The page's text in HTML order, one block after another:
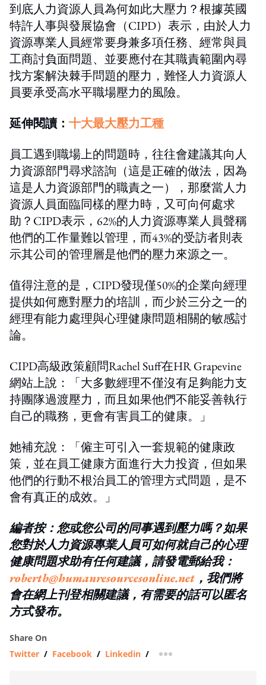
到底人力資源人員為何如此大壓力？根據英國
特許人事與發展協會（CIPD）表示，由於人力
資源專業人員經常要身兼多項任務、經常與員
工商討負面問題、並要應付在其職責範圍內尋
找方案解決棘手問題的壓力，難怪人力資源人
員要承受高水平職場壓力的風險。
延伸閱讀： 十大最大壓力工種
員工遇到職場上的問題時，往往會建議其向人
力資源部門尋求諮詢（這是正確的做法，因為
這是人力資源部門的職責之一），那麼當人力
資源人員面臨同樣的壓力時，又可向何處求
助？CIPD表示，62%的人力資源專業人員聲稱
他們的工作量難以管理，而43%的受訪者則表
示其公司的管理層是他們的壓力來源之一。
值得注意的是，CIPD發現僅50%的企業向經理
提供如何應對壓力的培訓，而少於三分之一的
經理有能力處理與心理健康問題相關的敏感討
論。
CIPD高級政策顧問Rachel Suff在HR Grapevine
網站上說：「大多數經理不僅沒有足夠能力支
持團隊過渡壓力，而且如果他們不能妥善執行
自己的職務，更會有害員工的健康。」
她補充說：「僱主可引入一套規範的健康政
策，並在員工健康方面進行大力投資，但如果
他們的行動不根治員工的管理方式問題，是不
會有真正的成效。」
編者按：您或您公司的同事遇到壓力嗎？如果
您對於人力資源專業人員可如何就自己的心理
健康問題求助有任何建議，請發電郵給我：
robertb@humanresourcesonline.net ，我們將
會在網上刊登相關建議，有需要的話可以匿名
方式發布。
Share On
Twitter / Facebook / Linkedin / more sharing option